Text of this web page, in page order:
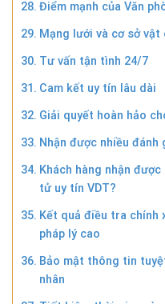
Điểm mạnh của Văn
Mạng lưới và cơ sở vật
Tư vấn tận tình 24/7
Cam kết uy tín lâu dài
Giải quyết hoàn hảo
Nhận được nhiều
Khách hàng nhận
tử uy tín VDT?
Kết quả điều tra chính
pháp lý cao
Bảo mật thông tin
nhân